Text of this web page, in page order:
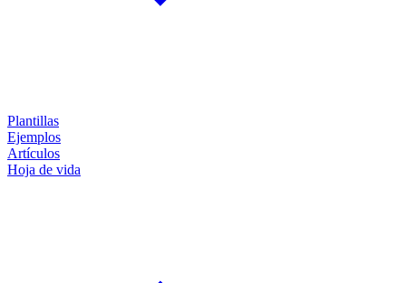
Plantillas
Ejemplos
Artículos
Hoja de vida